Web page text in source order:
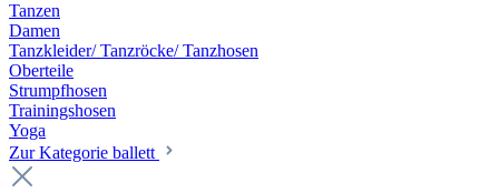
Tanzen
Damen
Tanzkleider/ Tanzröcke/ Tanzhosen
Oberteile
Strumpfhosen
Trainingshosen
Yoga
Zur Kategorie ballett